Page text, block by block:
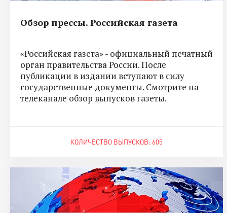
Обзор прессы. Российская газета
«Российская газета» - официальный печатный
орган правительства России. После
публикации в издании вступают в силу
государственные документы. Смотрите на
телеканале обзор выпусков газеты.
КОЛИЧЕСТВО ВЫПУСКОВ: 605